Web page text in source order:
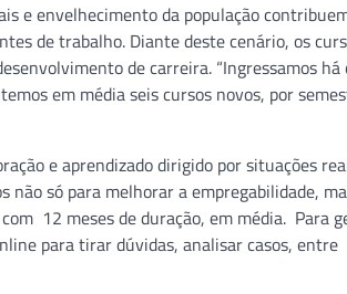
e envelhecimento da população
de trabalho. Diante deste cenário, os
de carreira. “Ingressamos há
em média seis cursos novos, por
e aprendizado dirigido por situações
não só para melhorar a empregabilidade,
12 meses de duração, em média. Para
para tirar dúvidas, analisar casos, entre